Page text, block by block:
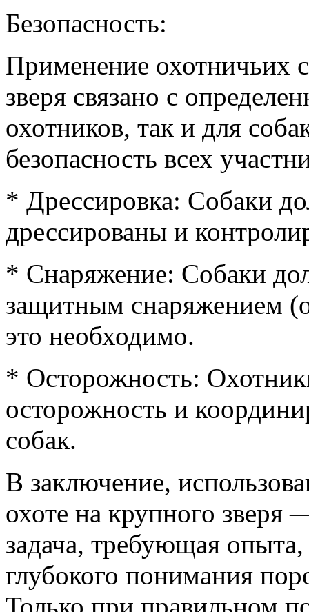
Безопасность:
Применение охотничьих
зверя связано с
охотников, так и для
безопасность всех
* Дрессировка: Собаки
дрессированы и
* Снаряжение: Собаки
защитным снаряжением
это необходимо.
* Осторожность:
осторожность и
собак.
В заключение,
охоте на крупного зверя
задача, требующая
глубокого понимания